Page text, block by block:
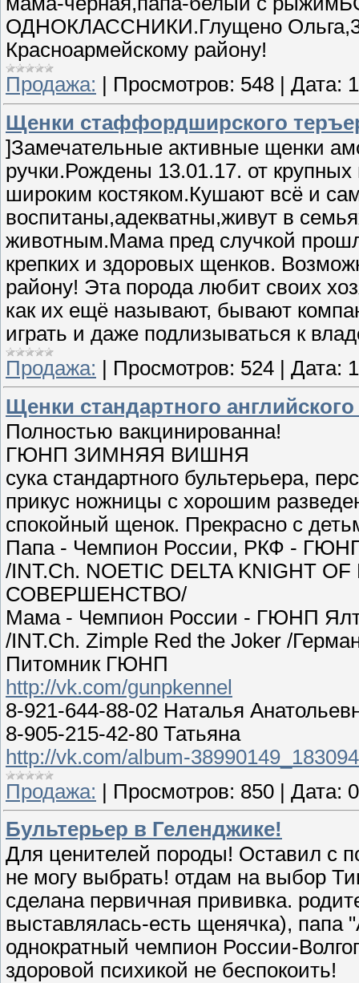
ОДНОКЛАССНИКИ.Глущено
Красноармейскому району!
Продажа:
Просмотров: 548 Дата:
Щенки стаффордширского
]Замечательные активные щенки
ручки.Рождены 13.01.17. от
широким костяком.Кушают всё и
воспитаны,адекватны,живут в
животным.Мама пред случкой
крепких и здоровых щенков.
району! Эта порода любит своих
как их ещё называют, бывают
играть и даже подлизываться к
Продажа:
Просмотров: 524 Дата:
Щенки стандартного
Полностью вакцинированна!
ГЮНП ЗИМНЯЯ ВИШНЯ
сука стандартного бультерьера,
прикус ножницы с хорошим
спокойный щенок. Прекрасно с
Папа - Чемпион России, РКФ -
/INT.Ch. NOETIC DELTA KNIGHT
СОВЕРШЕНСТВО/
Мама - Чемпион России - ГЮНП
/INT.Ch. Zimple Red the Joker /
Питомник ГЮНП
http://vk.com/gunpkennel
8-921-644-88-02 Наталья
8-905-215-42-80 Татьяна
http://vk.com/album-
Продажа: | Просмотров: 850 | Дата:
Бультерьер в Геленджике!
Для ценителей породы! Оставил с
не могу выбрать! отдам на выбор
сделана первичная прививка.
выставлялась-есть щенячка), папа
однократный чемпион России-
здоровой психикой не беспокоить!